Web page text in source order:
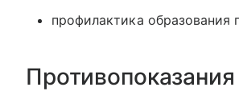
профилактика образования
Противопоказания